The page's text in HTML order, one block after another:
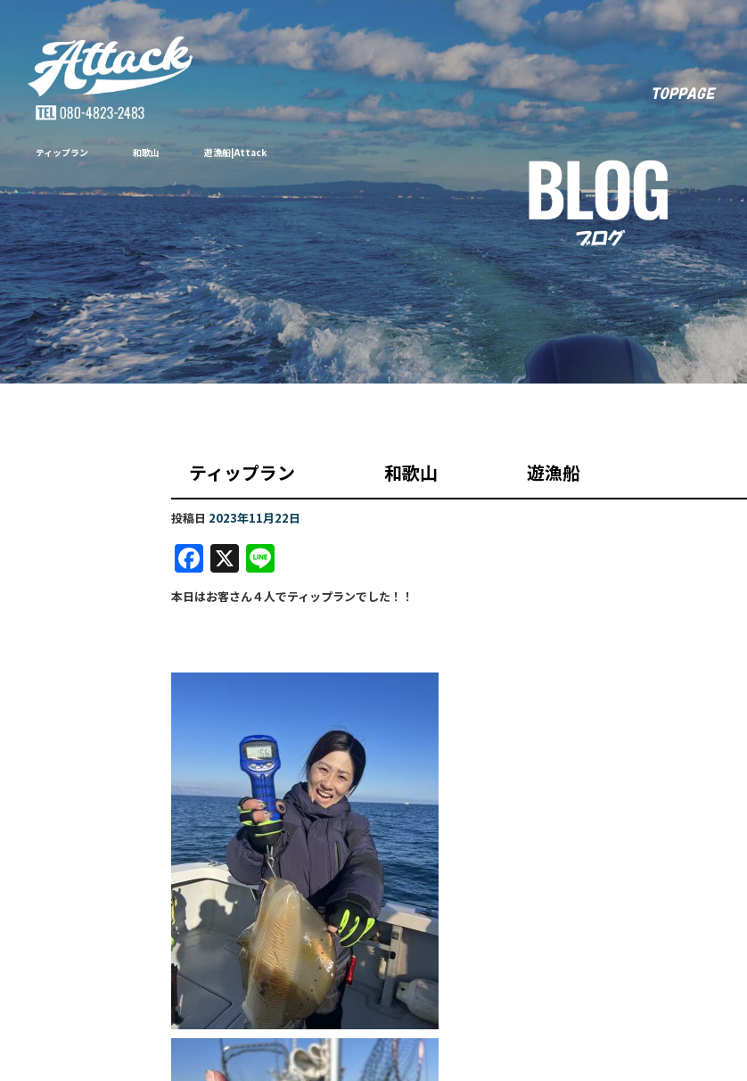
ティップラン 和歌山 遊漁船|Attack
ティップラン 和歌山 遊漁船
投稿日 2023年11月22日
F
a
c
b
k
X
n
e
本日はお客さん４人でティップランでした！！